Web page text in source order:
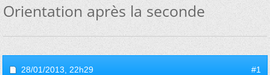
Orientation après la seconde
28/01/2013, 22h29 #1